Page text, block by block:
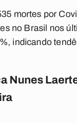
mortes por
no Brasil nos
, indicando
Nunes